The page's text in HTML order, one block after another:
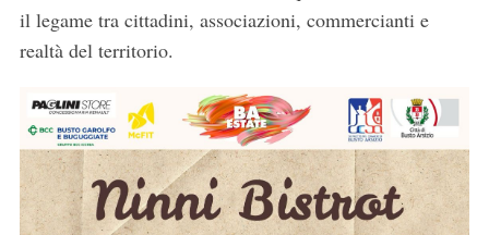
il legame tra cittadini, associazioni, commercianti e
realtà del territorio.
S
e
a
r
c